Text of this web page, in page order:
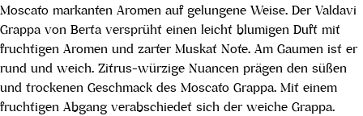
Moscato markanten Aromen auf gelungene Weise. Der Valdavi
Grappa von Berta versprüht einen leicht blumigen Duft mit
fruchtigen Aromen und zarter Muskat Note. Am Gaumen ist er
rund und weich. Zitrus-würzige Nuancen prägen den süßen
und trockenen Geschmack des Moscato Grappa. Mit einem
fruchtigen Abgang verabschiedet sich der weiche Grappa.